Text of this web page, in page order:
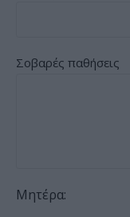
Σοβαρές παθήσεις
Μητέρα: